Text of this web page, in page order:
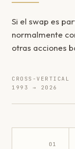
Si el swap es
normalmente
otras acciones
CROSS-VERTICAL
1993 → 2026
01